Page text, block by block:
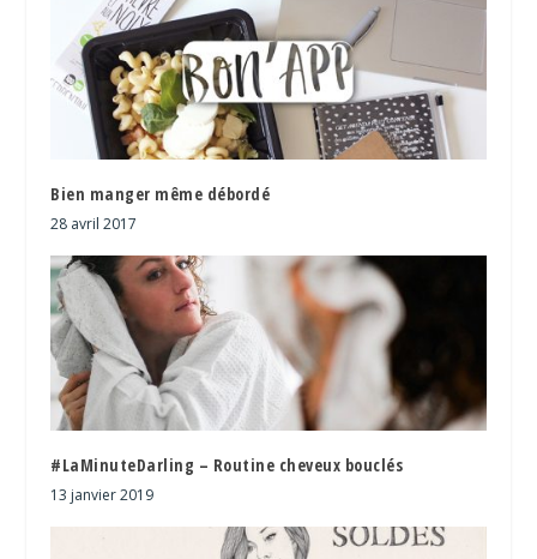
Bien manger même débordé
28 avril 2017
#LaMinuteDarling – Routine cheveux bouclés
13 janvier 2019